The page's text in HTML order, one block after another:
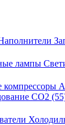
лампы
CO2